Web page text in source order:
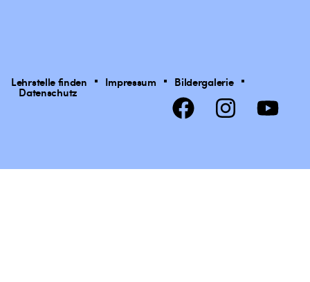
Lehrstelle finden Impressum Bildergalerie
Datenschutz